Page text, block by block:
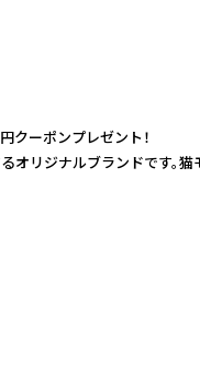
リジナルブランドです。猫
クーポンプレゼント！